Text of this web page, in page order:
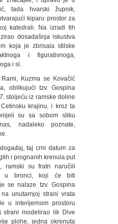
tada hvarski župnik,
kiparu prostor za
katedrali. Na izradi tih
dosadašnja iskustva
koja je zbrisala stilske
i figurativnoga,
i sl.
Kuzma se Kovačić
oblikujući tzv. Gospina
stoljeću iz ramske doline
krajinu, i kroz ta
su sa sobom sliku
nadaleko poznate,
taj crni datum za
i prognanih krenula put
ramski su fratri naručili
u bronci, koji će biti
se nalaze tzv. Gospina
unutarnjoj strani vrata
u interijernom prostoru
modelirao lik Dive
plohe, jedna okrenuta